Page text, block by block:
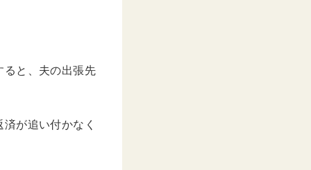
ると、夫の出張先
が追い付かなく